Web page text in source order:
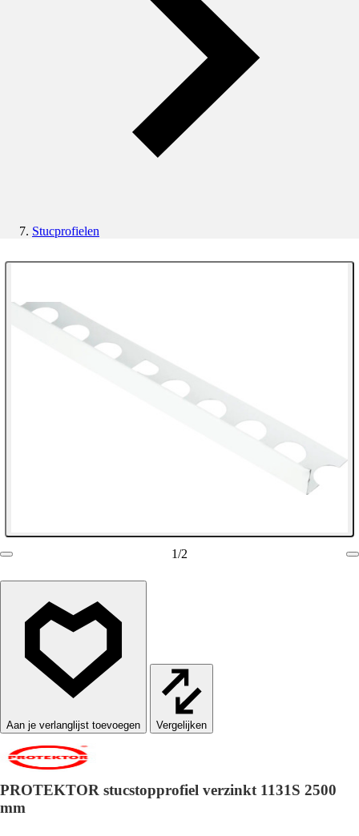
Stucprofielen
1/2
Vergelijken
PROTEKTOR stucstopprofiel verzinkt 1131S 2500
mm